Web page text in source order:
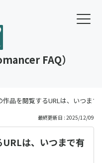
FAQ）
作品を閲覧するURLは、いつまで
最終更新日 : 2025/12/09
は、いつまで有